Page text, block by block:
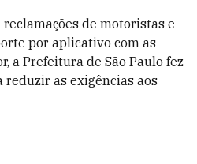
de motoristas e
por aplicativo com as
a Prefeitura de São Paulo fez
reduzir as exigências aos